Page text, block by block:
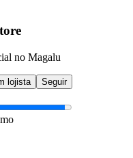
no Magalu
lojista Seguir